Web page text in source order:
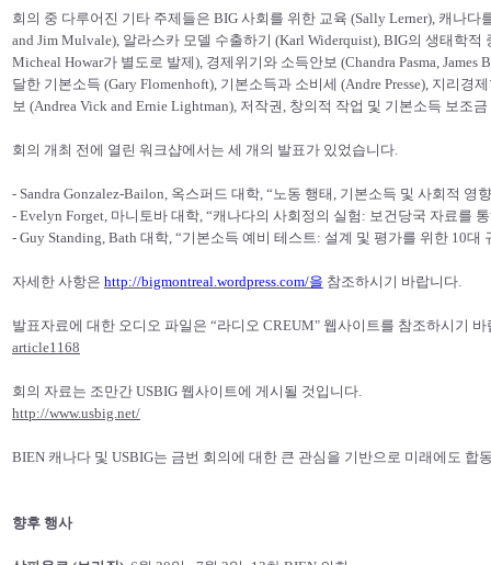
회의 중 다루어진 기타 주제들은 BIG 사회를 위한 교육 (Sally Lerner), 캐나다
and Jim Mulvale), 알라스카 모델 수출하기 (Karl Widerquist), BIG의 생태학적
Micheal Howar가 별도로 발제), 경제위기와 소득안보 (Chandra Pasma,
달한 기본소득 (Gary Flomenhoft), 기본소득과 소비세 (Andre Presse), 지리경
보 (Andrea Vick and Ernie Lightman), 저작권, 창의적 작업 및 기본소득 보조
회의 개최 전에 열린 워크샵에서는 세 개의 발표가 있었습니다.
- Sandra Gonzalez-Bailon, 옥스퍼드 대학, “노동 행태, 기본소득 및 사회적 영
- Evelyn Forget, 마니토바 대학, “캐나다의 사회정의 실험: 보건당국 자료를
- Guy Standing, Bath 대학, “기본소득 예비 테스트: 설계 및 평가를 위한 10대
자세한 사항은 http://bigmontreal.wordpress.com/을 참조하시기 바랍니다.
발표자료에 대한 오디오 파일은 “라디오 CREUM" 웹사이트를 참조하시기
article1168
회의 자료는 조만간 USBIG 웹사이트에 게시될 것입니다.
http://www.usbig.net/
BIEN 캐나다 및 USBIG는 금번 회의에 대한 큰 관심을 기반으로 미래에도 합
향후 행사